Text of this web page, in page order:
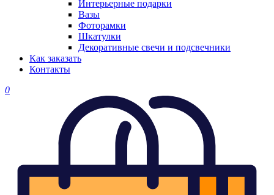
Интерьерные подарки
Вазы
Фоторамки
Шкатулки
Декоративные свечи и подсвечники
Как заказать
Контакты
0